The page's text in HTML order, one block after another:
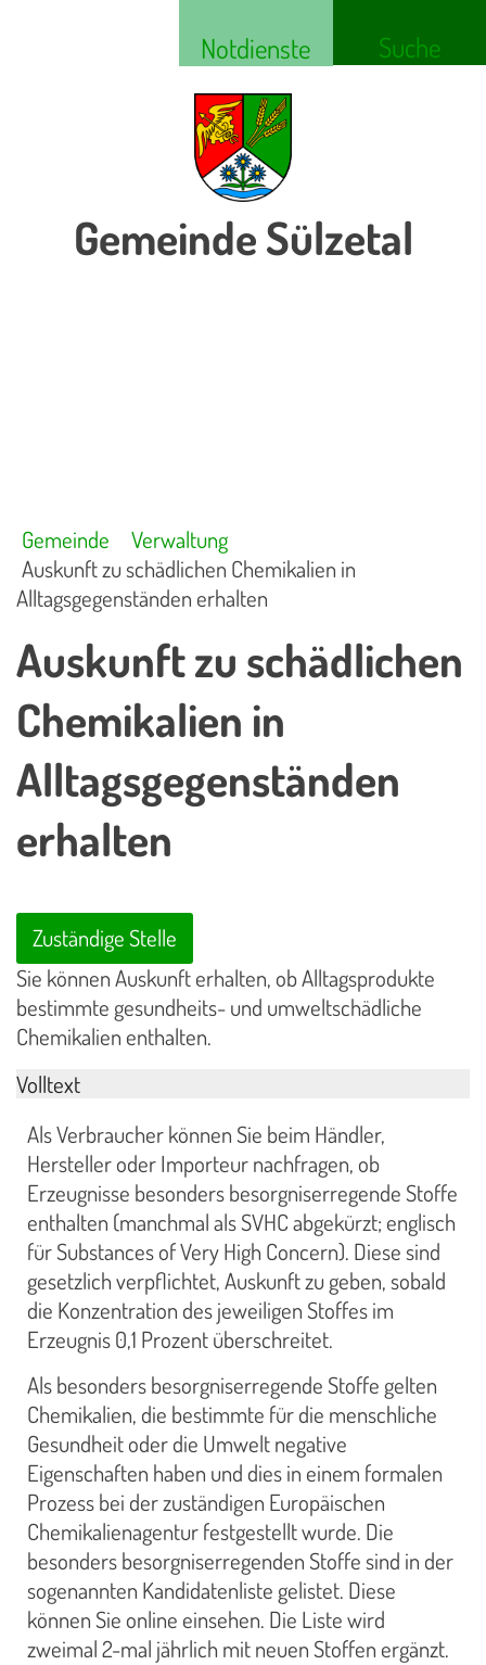
Notdienste Suche
Gemeinde Sülzetal
Gemeinde
Verwaltung
Auskunft zu schädlichen Chemikalien in
Alltagsgegenständen erhalten
Auskunft zu schädlichen
Chemikalien in
Alltagsgegenständen
erhalten
Zuständige Stelle
Sie können Auskunft erhalten, ob Alltagsprodukte
bestimmte gesundheits- und umweltschädliche
Chemikalien enthalten.
Volltext
Als Verbraucher können Sie beim Händler,
Hersteller oder Importeur nachfragen, ob
Erzeugnisse besonders besorgniserregende Stoffe
enthalten (manchmal als SVHC abgekürzt; englisch
für Substances of Very High Concern). Diese sind
gesetzlich verpflichtet, Auskunft zu geben, sobald
die Konzentration des jeweiligen Stoffes im
Erzeugnis 0,1 Prozent überschreitet.
Als besonders besorgniserregende Stoffe gelten
Chemikalien, die bestimmte für die menschliche
Gesundheit oder die Umwelt negative
Eigenschaften haben und dies in einem formalen
Prozess bei der zuständigen Europäischen
Chemikalienagentur festgestellt wurde. Die
besonders besorgniserregenden Stoffe sind in der
sogenannten Kandidatenliste gelistet. Diese
können Sie online einsehen. Die Liste wird
zweimal 2-mal jährlich mit neuen Stoffen ergänzt.